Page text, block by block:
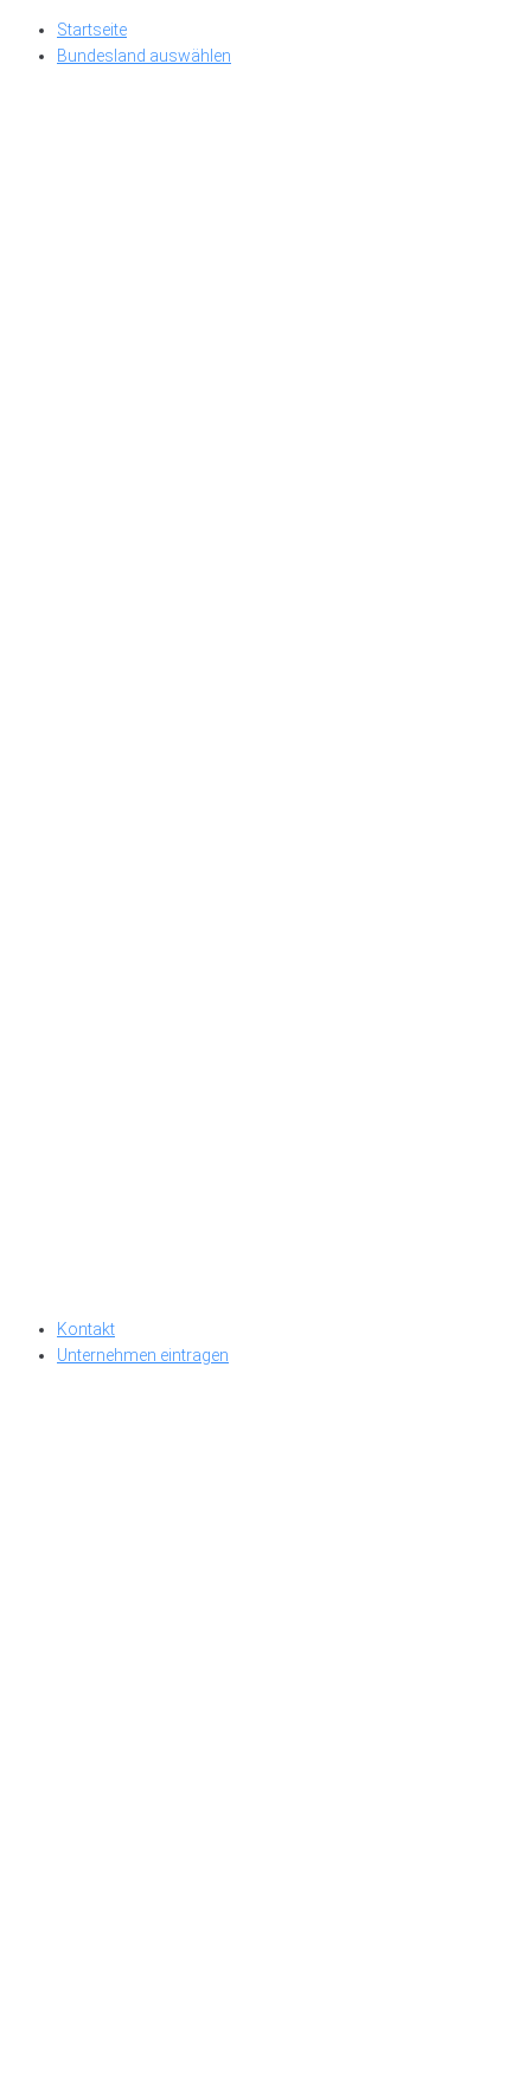
Skip
Startseite
Bundesland auswählen
Kontakt
Unternehmen eintragen